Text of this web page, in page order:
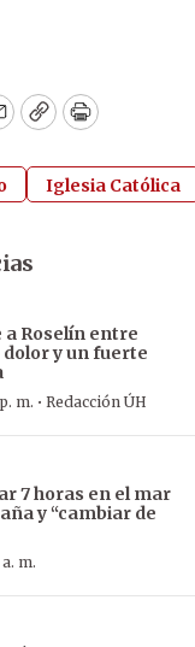
CopyPrint
Iglesia Católica
a Roselín entre
y un fuerte
m. · Redacción ÚH
7 horas en el mar
y “cambiar de
m.